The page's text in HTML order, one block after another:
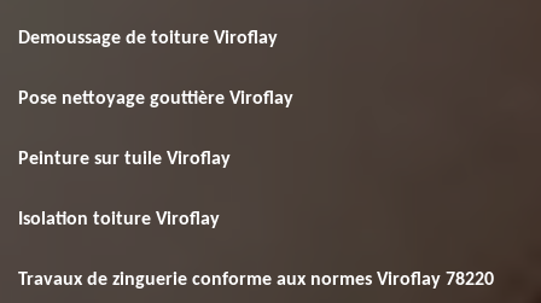
Demoussage de toiture Viroflay
Pose nettoyage gouttière Viroflay
Peinture sur tuile Viroflay
Isolation toiture Viroflay
Travaux de zinguerie conforme aux normes Viroflay 78220